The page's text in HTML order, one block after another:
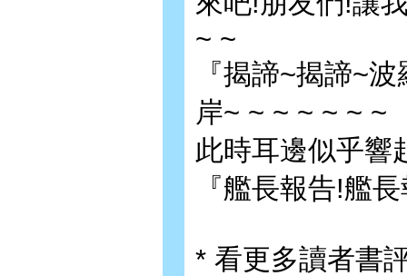
~ ~
『揭諦~揭諦~
岸~ ~ ~ ~ ~ ~ ~
此時耳邊似乎響
『艦長報告!艦
* 看更多讀者書